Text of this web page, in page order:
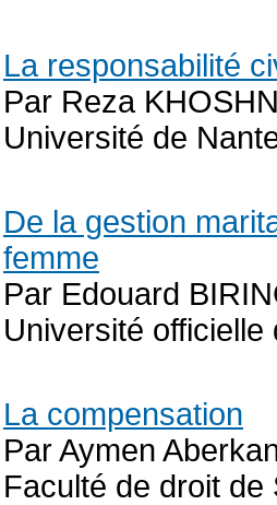
La responsabilité
Par Reza
Université de
De la gestion
femme
Par Edouard
Université
La compensation
Par Aymen
Faculté de droit